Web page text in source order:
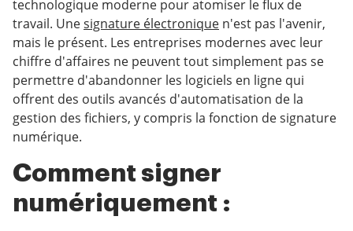
technologique moderne pour atomiser le flux de
travail. Unesignature électronique n'est pas l'avenir,
mais le présent. Les entreprises modernes avec leur
chiffre d'affaires ne peuvent tout simplement pas se
permettre d'abandonner les logiciels en ligne qui
offrent des outils avancés d'automatisation de la
gestion des fichiers, y compris la fonction de signature
numérique.
Comment signer
numériquement :